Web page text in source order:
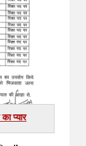
का प्यार …